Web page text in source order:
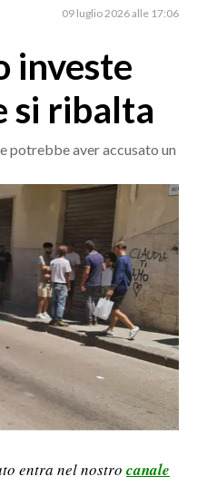
09 luglio 2026 alle 17:06
investe
si ribalta
potrebbe aver accusato un
entra nel nostro canale